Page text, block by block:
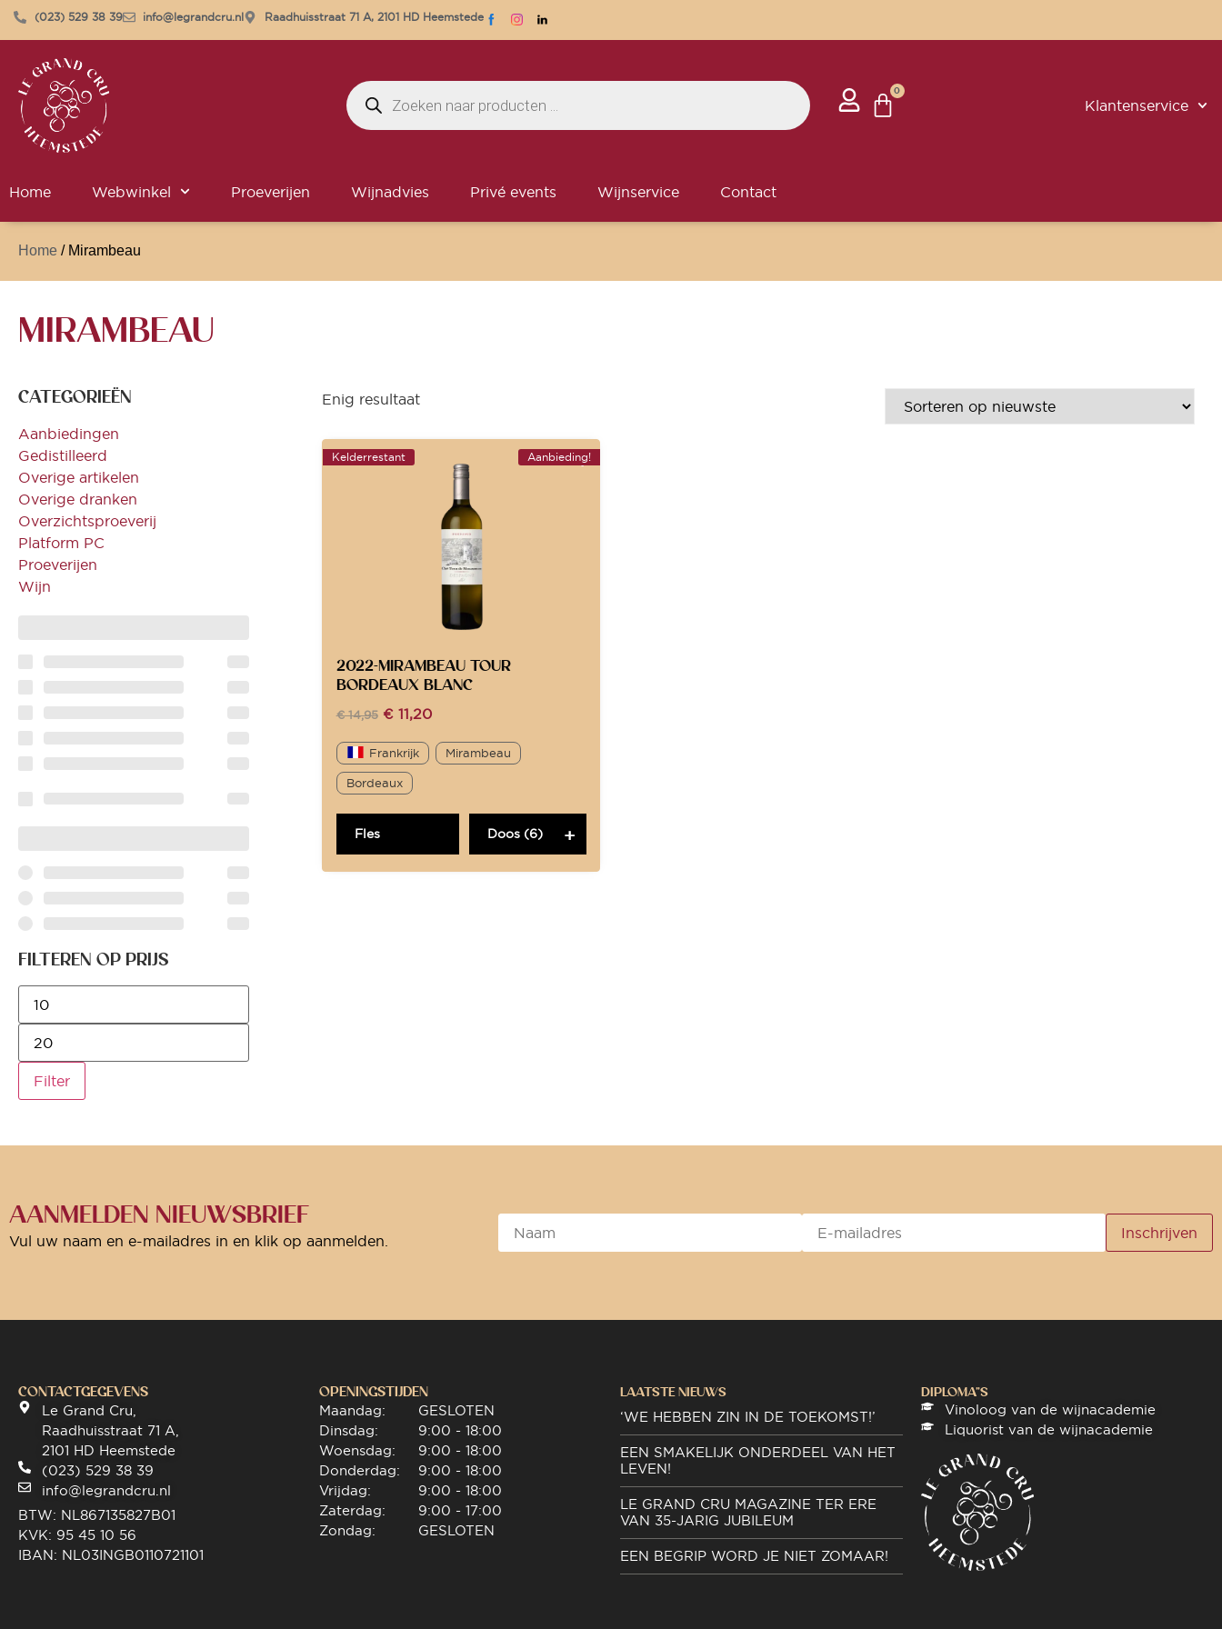
(023) 529 38 39 info@legrandcru.nl Raadhuisstraat 71 A, 2101 HD Heemstede
0
Klantenservice
Home Webwinkel Proeverijen Wijnadvies Privé events Wijnservice Contact
Home / Mirambeau
MIRAMBEAU
CATEGORIEËN
Aanbiedingen
Gedistilleerd
Overige artikelen
Overige dranken
Overzichtsproeverij
Platform PC
Proeverijen
Wijn
FILTEREN OP PRIJS
Filter
Enig resultaat
Aanbieding!
Kelderrestant
2022-MIRAMBEAU TOUR
BORDEAUX BLANC
€14,95 €11,20
Frankrijk Mirambeau
Bordeaux
Fles Doos (6)
AANMELDEN NIEUWSBRIEF
Vul uw naam en e-mailadres in en klik op aanmelden.
CONTACTGEGEVENS
Le Grand Cru,
Raadhuisstraat 71 A,
2101 HD Heemstede
(023) 529 38 39
info@legrandcru.nl
BTW: NL867135827B01
KVK: 95 45 10 56
IBAN: NL03INGB0110721101
OPENINGSTIJDEN
Maandag:
Dinsdag:
Woensdag:
Donderdag:
Vrijdag:
Zaterdag:
Zondag:
GESLOTEN
9:00 - 18:00
9:00 - 18:00
9:00 - 18:00
9:00 - 18:00
9:00 - 17:00
GESLOTEN
LAATSTE NIEUWS
‘WE HEBBEN ZIN IN DE TOEKOMST!’
EEN SMAKELIJK ONDERDEEL VAN HET
LEVEN!
LE GRAND CRU MAGAZINE TER ERE
VAN 35-JARIG JUBILEUM
EEN BEGRIP WORD JE NIET ZOMAAR!
DIPLOMA"S
Vinoloog van de wijnacademie
Liquorist van de wijnacademie